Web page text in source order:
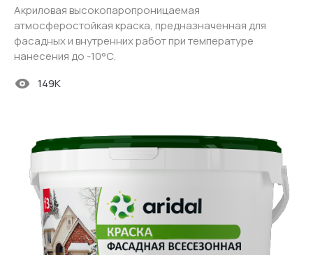
Акриловая высокопаропроницаемая
атмосферостойкая краска, предназначенная для
фасадных и внутренних работ при температуре
нанесения до -10°С.
149K